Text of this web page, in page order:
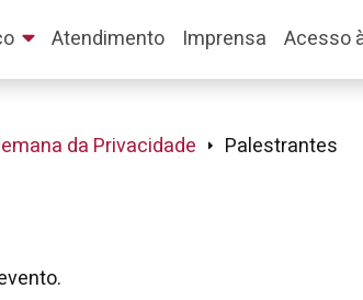
Atendimento Imprensa Acesso
da Privacidade Palestrantes